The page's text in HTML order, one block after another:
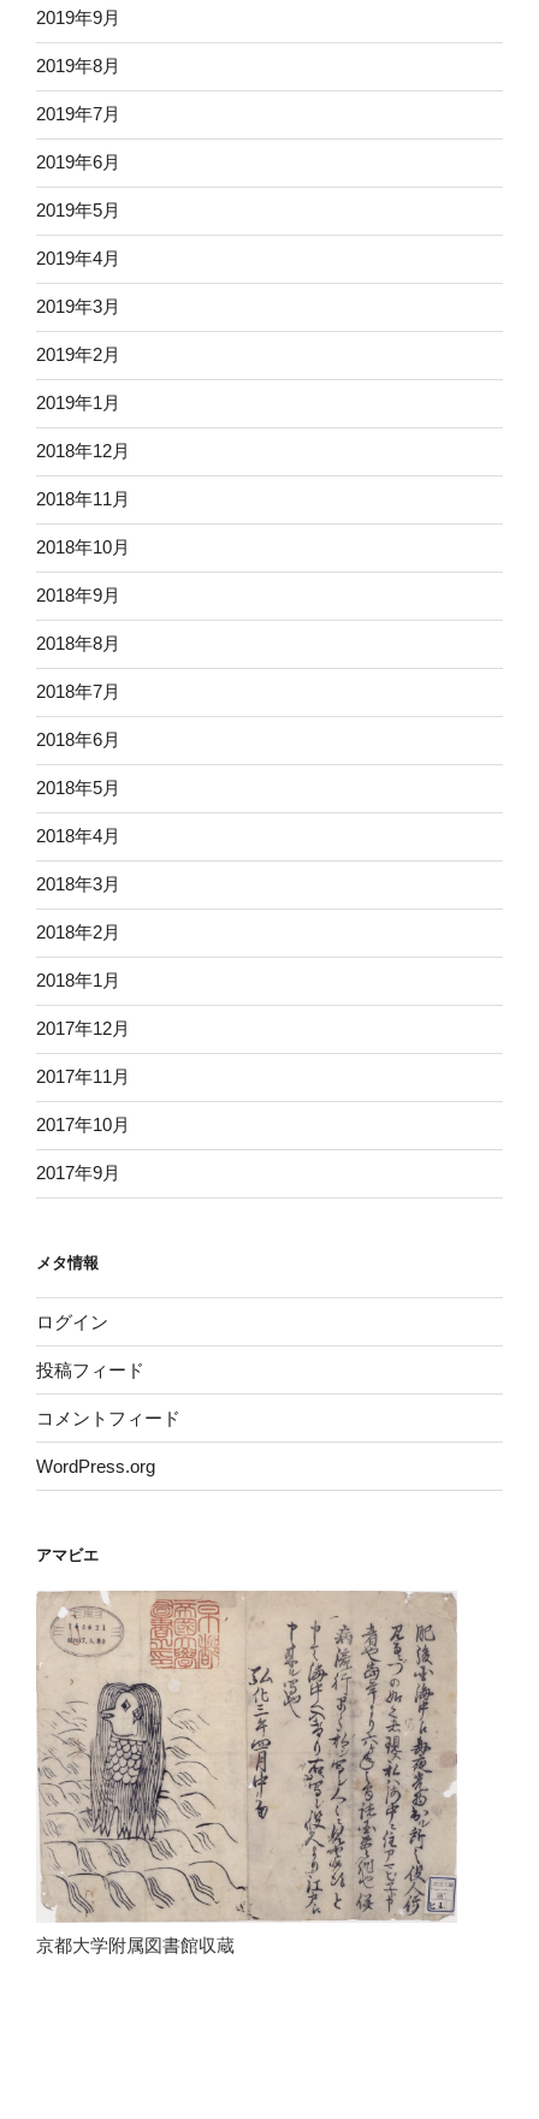
2019年9月
2019年8月
2019年7月
2019年6月
2019年5月
2019年4月
2019年3月
2019年2月
2019年1月
2018年12月
2018年11月
2018年10月
2018年9月
2018年8月
2018年7月
2018年6月
2018年5月
2018年4月
2018年3月
2018年2月
2018年1月
2017年12月
2017年11月
2017年10月
2017年9月
メタ情報
ログイン
投稿フィード
コメントフィード
WordPress.org
アマビエ
京都大学附属図書館収蔵